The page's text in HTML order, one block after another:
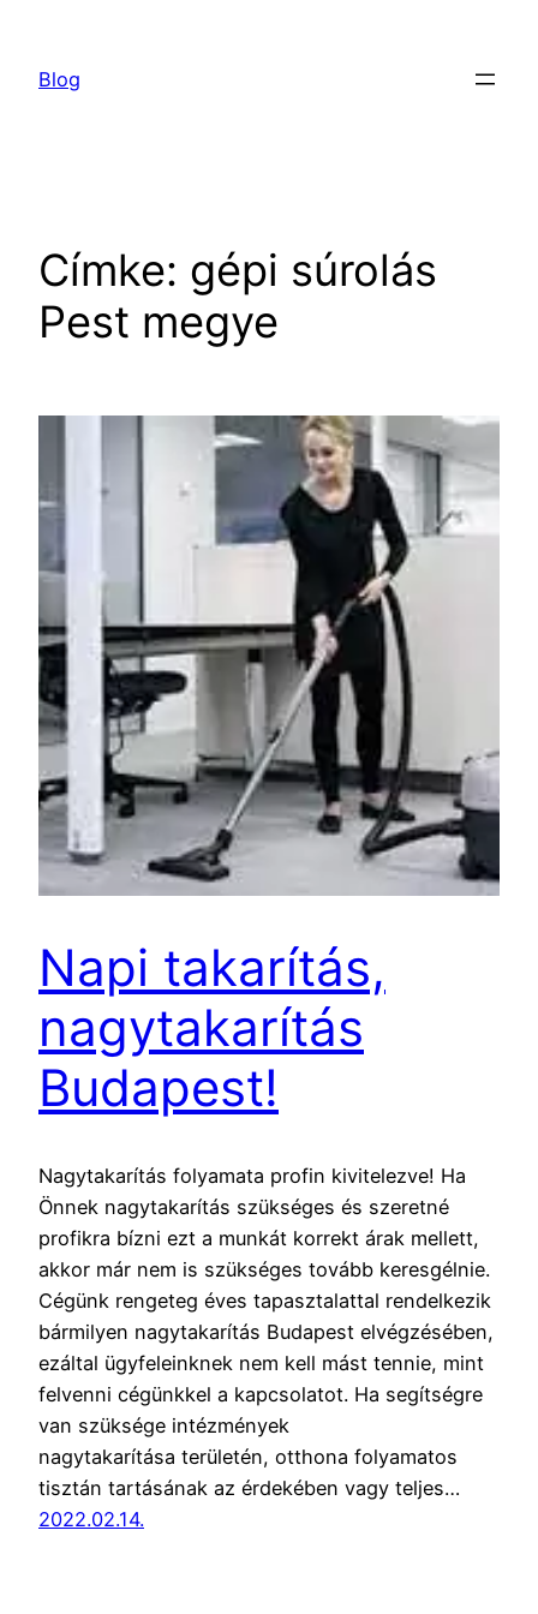
tartalomhoz
Blog
Címke: gépi súrolás
Pest megye
Napi takarítás,
nagytakarítás
Budapest!
Nagytakarítás folyamata profin kivitelezve! Ha
Önnek nagytakarítás szükséges és szeretné
profikra bízni ezt a munkát korrekt árak mellett,
akkor már nem is szükséges tovább keresgélnie.
Cégünk rengeteg éves tapasztalattal rendelkezik
bármilyen nagytakarítás Budapest elvégzésében,
ezáltal ügyfeleinknek nem kell mást tennie, mint
felvenni cégünkkel a kapcsolatot. Ha segítségre
van szüksége intézmények
nagytakarítása területén, otthona folyamatos
tisztán tartásának az érdekében vagy teljes…
2022.02.14.